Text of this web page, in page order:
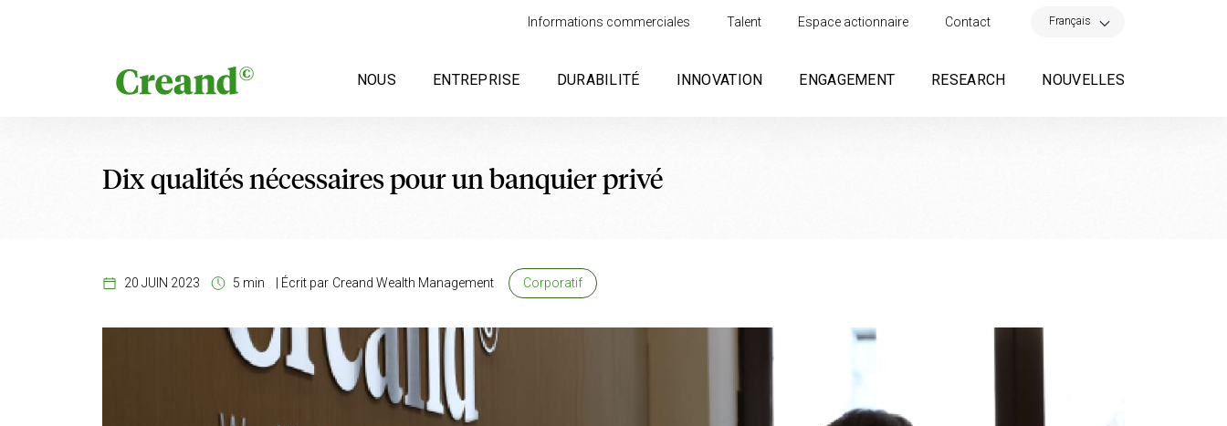
Informations commerciales Talent Espace actionnaire Contact Français
NOUS ENTREPRISE DURABILITÉ INNOVATION ENGAGEMENT RESEARCH NOUVELLES
Dix qualités nécessaires pour un banquier privé
20 JUIN 2023 5 min Écrit par Creand Wealth Management Corporatif